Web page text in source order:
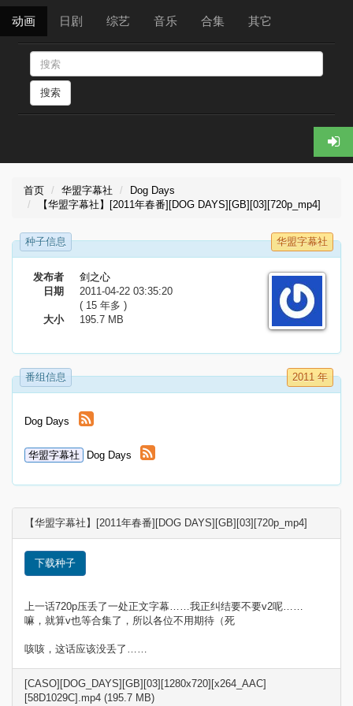
动画 日剧 综艺 音乐 合集 其它
搜索
首页 华盟字幕社
Dog Days
【华盟字幕社】[2011年春番][DOG DAYS][GB][03][720p_mp4]
种子信息 华盟字幕社
发布者
剑之心
日期
2011-04-22 03:35:20
( 15 年多 )
大小
195.7 MB
番组信息 2011 年
Dog Days
华盟字幕社 Dog Days
【华盟字幕社】[2011年春番][DOG DAYS][GB][03][720p_mp4]
下载种子
上一话720p压丢了一处正文字幕……我正纠结要不要v2呢……
嘛，就算v也等合集了，所以各位不用期待（死
咳咳，这话应该没丢了……
[CASO][DOG_DAYS][GB][03][1280x720][x264_AAC]
[58D1029C].mp4 (195.7 MB)